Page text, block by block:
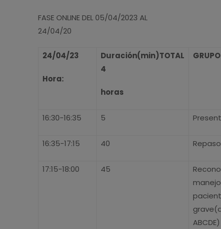
FASE ONLINE DEL 05/04/2023 AL
24/04/20
24/04/23
Hora:
Duración(min)TOTAL
4
horas
16:30-16:35 5
16:35-17:15 40
17:15-18:00 45